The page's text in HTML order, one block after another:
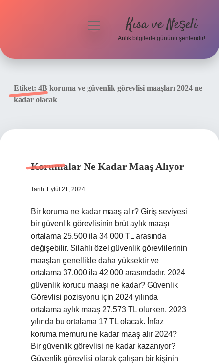
Yasal Uyarı
menüyü
Kısa ve Neşeli
Anlık bilgilerle gününü şenlendir!
Etiket: 4B koruma ve güvenlik görevlisi maaşları 2024 ne
kadar olacak
Korumalar Ne Kadar Maaş Alıyor
Tarih: Eylül 21, 2024
Bir koruma ne kadar maaş alır? Giriş seviyesi
bir güvenlik görevlisinin brüt aylık maaşı
ortalama 25.500 ila 34.000 TL arasında
değişebilir. Silahlı özel güvenlik görevlilerinin
maaşları genellikle daha yüksektir ve
ortalama 37.000 ila 42.000 arasındadır. 2024
güvenlik korucu maaşı ne kadar? Güvenlik
Görevlisi pozisyonu için 2024 yılında
ortalama aylık maaş 27.573 TL olurken, 2023
yılında bu ortalama 17 TL olacak. İnfaz
koruma memuru ne kadar maaş alır 2024?
Bir güvenlik görevlisi ne kadar kazanıyor?
Güvenlik görevlisi olarak çalışan bir kişinin